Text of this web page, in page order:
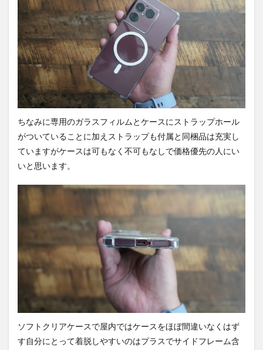
ちなみに専用のガラスフィルムとケースにストラップホール
がついていることに加えストラップも付属と同梱品は充実し
ていますがケースは可もなく不可もなしで価格優先の人にい
いと思います。
ソフトクリアケースで屋内ではケースをほぼ間違いなくはず
す自分にとって着脱しやすいのはプラスでサイドフレーム含